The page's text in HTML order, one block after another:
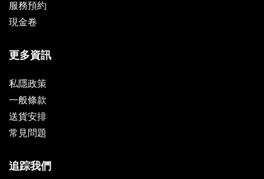
服務預約
現金卷
更多資訊
私隱政策
一般條款
送貨安排
常見問題
追踪我們